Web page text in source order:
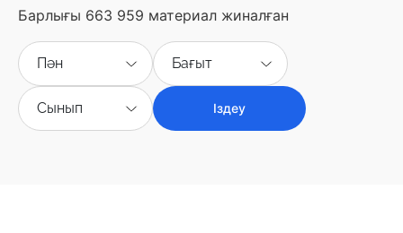
Барлығы 663 959 материал жиналған
Пән Бағыт
Сынып Іздеу